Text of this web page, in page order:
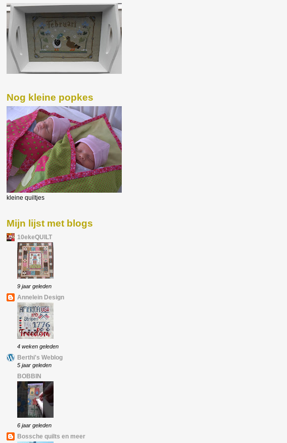
Nog kleine popkes
kleine quiltjes
Mijn lijst met blogs
10ekeQUILT
9 jaar geleden
Annelein Design
4 weken geleden
Berthi's Weblog
5 jaar geleden
BOBBIN
6 jaar geleden
Bossche quilts en meer